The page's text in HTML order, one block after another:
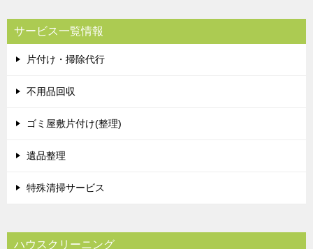
サービス一覧情報
片付け・掃除代行
不用品回収
ゴミ屋敷片付け(整理)
遺品整理
特殊清掃サービス
ハウスクリーニング